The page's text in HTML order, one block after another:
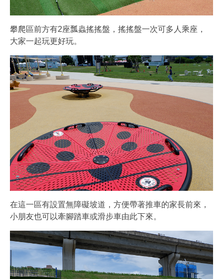
攀爬區前方有2座瓢蟲搖搖盤，搖搖盤一次可多人乘座，
大家一起玩更好玩。
在這一區有設置無障礙坡道，方便帶著推車的家長前來，
小朋友也可以牽腳踏車或滑步車由此下來。